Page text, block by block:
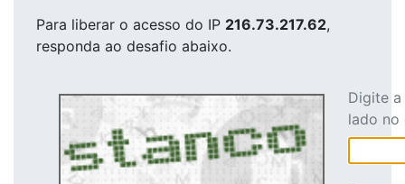
Para liberar o acesso do IP 216.73.217.62,
responda ao desafio abaixo.
Digite
lado no